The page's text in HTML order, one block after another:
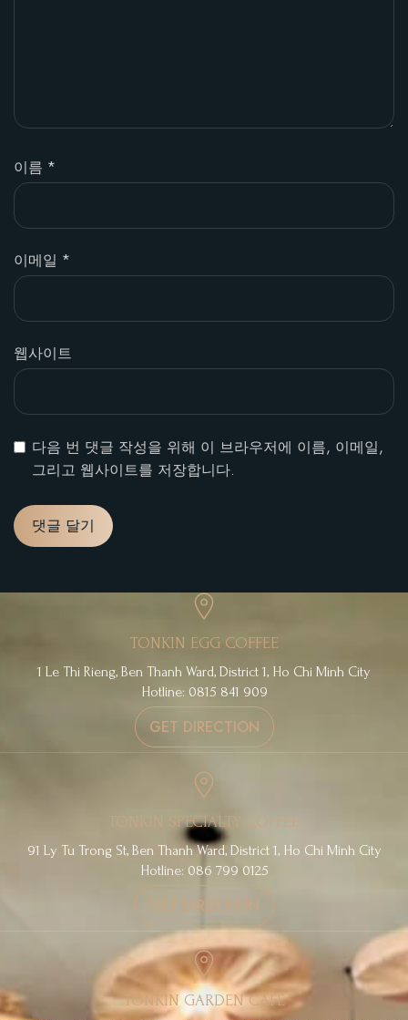
이름 *
이메일 *
웹사이트
다음 번 댓글 작성을 위해 이 브라우저에 이름, 이메일,
그리고 웹사이트를 저장합니다.
TONKIN EGG COFFEE
1 Le Thi Rieng, Ben Thanh Ward, District 1, Ho Chi Minh City
Hotline: 0815 841 909
GET DIRECTION
TONKIN SPECIALTY COFFEE
91 Ly Tu Trong St, Ben Thanh Ward, District 1, Ho Chi Minh City
Hotline: 086 799 0125
GET DIRECTION
TONKIN GARDEN CAFE